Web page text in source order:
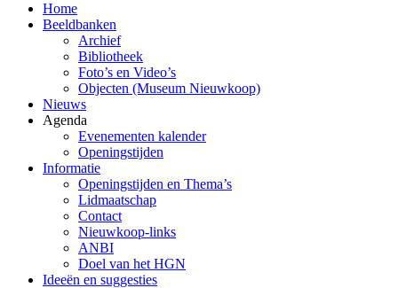
Home
Beeldbanken
Archief
Bibliotheek
Foto’s en Video’s
Objecten (Museum Nieuwkoop)
Nieuws
Agenda
Evenementen kalender
Openingstijden
Informatie
Openingstijden en Thema’s
Lidmaatschap
Contact
Nieuwkoop-links
ANBI
Doel van het HGN
Ideeën en suggesties